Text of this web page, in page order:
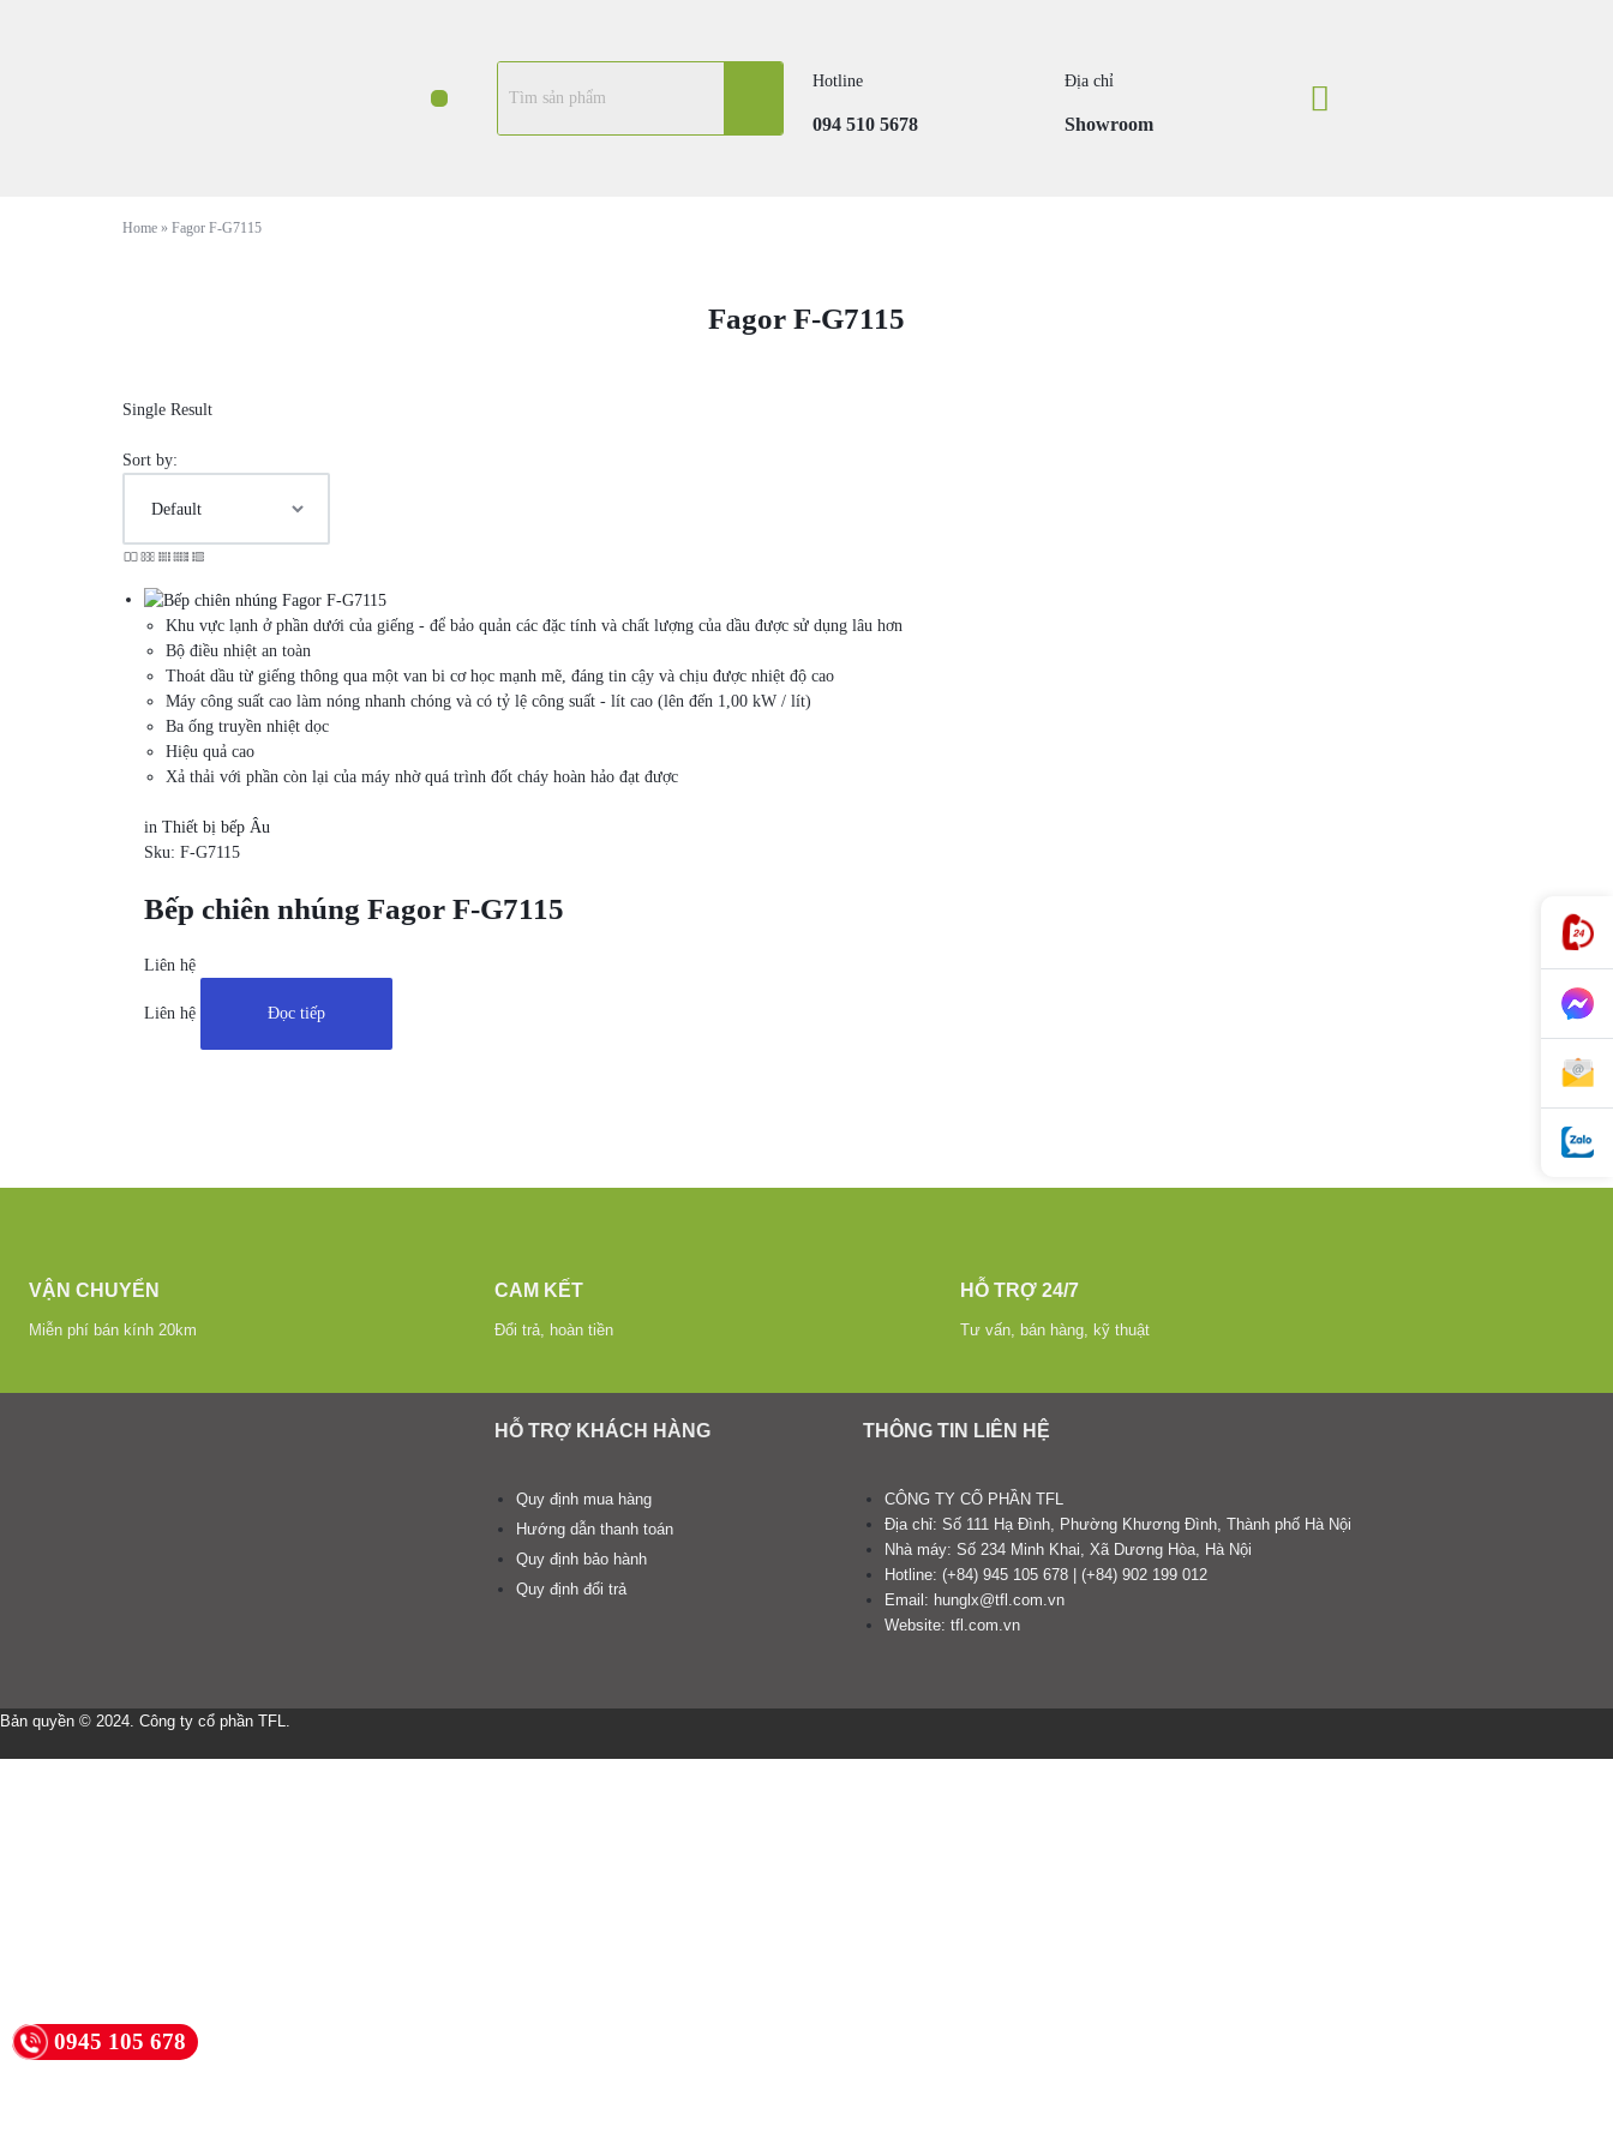
Hotline
094 510 5678
Địa chỉ
Showroom
Home » Fagor F-G7115
Fagor F-G7115
Single Result
Sort by:
Khu vực lạnh ở phần dưới của giếng - để bảo quản các đặc tính và chất lượng của dầu được sử dụng lâu hơn
Bộ điều nhiệt an toàn
Thoát dầu từ giếng thông qua một van bi cơ học mạnh mẽ, đáng tin cậy và chịu được nhiệt độ cao
Máy công suất cao làm nóng nhanh chóng và có tỷ lệ công suất - lít cao (lên đến 1,00 kW / lít)
Ba ống truyền nhiệt dọc
Hiệu quả cao
Xả thải với phần còn lại của máy nhờ quá trình đốt cháy hoàn hảo đạt được
in Thiết bị bếp Âu
Sku:F-G7115
Bếp chiên nhúng Fagor F-G7115
Liên hệ
Liên hệ Đọc tiếp
VẬN CHUYỂN
Miễn phí bán kính 20km
CAM KẾT
Đổi trả, hoàn tiền
HỖ TRỢ 24/7
Tư vấn, bán hàng, kỹ thuật
HỖ TRỢ KHÁCH HÀNG
Quy định mua hàng
Hướng dẫn thanh toán
Quy định bảo hành
Quy định đổi trả
THÔNG TIN LIÊN HỆ
CÔNG TY CỔ PHẦN TFL
Địa chỉ: Số 111 Hạ Đình, Phường Khương Đình, Thành phố Hà Nội
Nhà máy: Số 234 Minh Khai, Xã Dương Hòa, Hà Nội
Hotline: (+84) 945 105 678 | (+84) 902 199 012
Email: hunglx@tfl.com.vn
Website: tfl.com.vn
Bản quyền © 2024. Công ty cổ phần TFL.
0945 105 678